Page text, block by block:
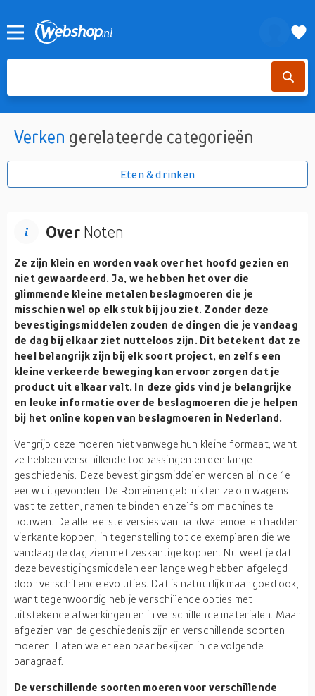
Verken gerelateerde categorieën
Eten & drinken
OverNoten
Ze zijn klein en worden vaak over het hoofd gezien en
niet gewaardeerd. Ja, we hebben het over die
glimmende kleine metalen beslagmoeren die je
misschien wel op elk stuk bij jou ziet. Zonder deze
bevestigingsmiddelen zouden de dingen die je vandaag
de dag bij elkaar ziet nutteloos zijn. Dit betekent dat ze
heel belangrijk zijn bij elk soort project, en zelfs een
kleine verkeerde beweging kan ervoor zorgen dat je
product uit elkaar valt. In deze gids vind je belangrijke
en leuke informatie over de beslagmoeren die je helpen
bij het online kopen van beslagmoeren in Nederland.
Vergrijp deze moeren niet vanwege hun kleine formaat, want
ze hebben verschillende toepassingen en een lange
geschiedenis. Deze bevestigingsmiddelen werden al in de 1e
eeuw uitgevonden. De Romeinen gebruikten ze om wagens
vast te zetten, ramen te binden en zelfs om machines te
bouwen. De allereerste versies van hardwaremoeren hadden
vierkante koppen, in tegenstelling tot de exemplaren die we
vandaag de dag zien met zeskantige koppen. Nu weet je dat
deze bevestigingsmiddelen een lange weg hebben afgelegd
door verschillende evoluties. Dat is natuurlijk maar goed ook,
want tegenwoordig heb je verschillende opties met
uitstekende afwerkingen en in verschillende materialen. Maar
afgezien van de geschiedenis zijn er verschillende soorten
moeren. Laten we er een paar bekijken in de volgende
paragraaf.
De verschillende soorten moeren voor verschillende